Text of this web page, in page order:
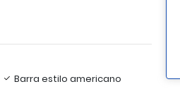
Barra estilo americano